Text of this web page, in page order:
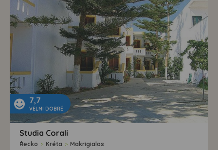
7,7
VELMI DOBRÉ
Studia Corali
Řecko > Kréta > Makrigialos
souhlasu, nedojde k zobrazování obsahu a reklam
přizpůsobených Vašim zájmům.